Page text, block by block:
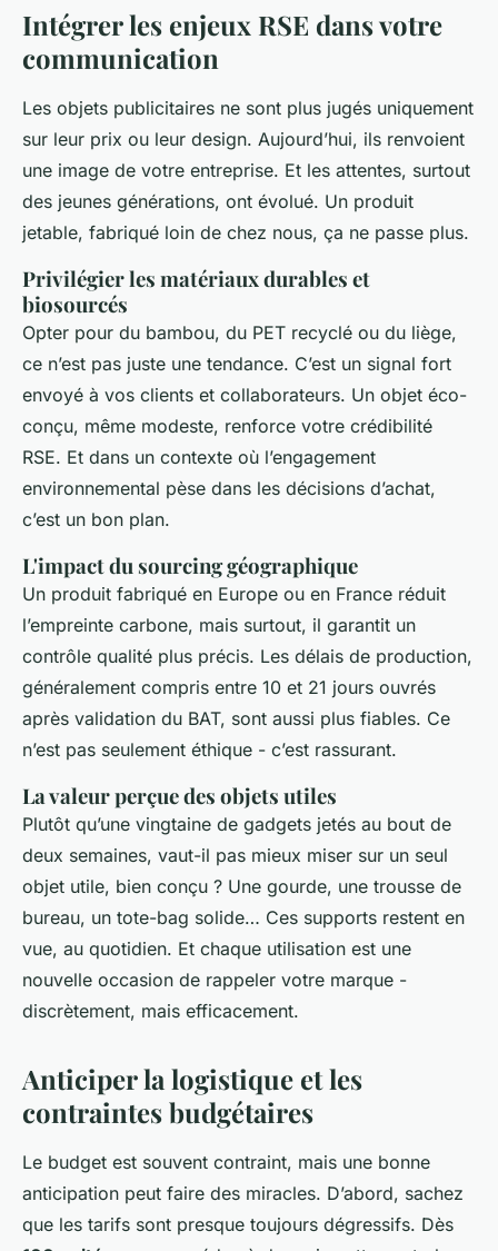
Intégrer les enjeux RSE dans votre
communication
Les objets publicitaires ne sont plus jugés uniquement
sur leur prix ou leur design. Aujourd’hui, ils renvoient
une image de votre entreprise. Et les attentes, surtout
des jeunes générations, ont évolué. Un produit
jetable, fabriqué loin de chez nous, ça ne passe plus.
Privilégier les matériaux durables et
biosourcés
Opter pour du bambou, du PET recyclé ou du liège,
ce n’est pas juste une tendance. C’est un signal fort
envoyé à vos clients et collaborateurs. Un objet éco-
conçu, même modeste, renforce votre crédibilité
RSE. Et dans un contexte où l’engagement
environnemental pèse dans les décisions d’achat,
c’est un bon plan.
L'impact du sourcing géographique
Un produit fabriqué en Europe ou en France réduit
l’empreinte carbone, mais surtout, il garantit un
contrôle qualité plus précis. Les délais de production,
généralement compris entre 10 et 21 jours ouvrés
après validation du BAT, sont aussi plus fiables. Ce
n’est pas seulement éthique - c’est rassurant.
La valeur perçue des objets utiles
Plutôt qu’une vingtaine de gadgets jetés au bout de
deux semaines, vaut-il pas mieux miser sur un seul
objet utile, bien conçu ? Une gourde, une trousse de
bureau, un tote-bag solide… Ces supports restent en
vue, au quotidien. Et chaque utilisation est une
nouvelle occasion de rappeler votre marque -
discrètement, mais efficacement.
Anticiper la logistique et les
contraintes budgétaires
Le budget est souvent contraint, mais une bonne
anticipation peut faire des miracles. D’abord, sachez
que les tarifs sont presque toujours dégressifs. Dès